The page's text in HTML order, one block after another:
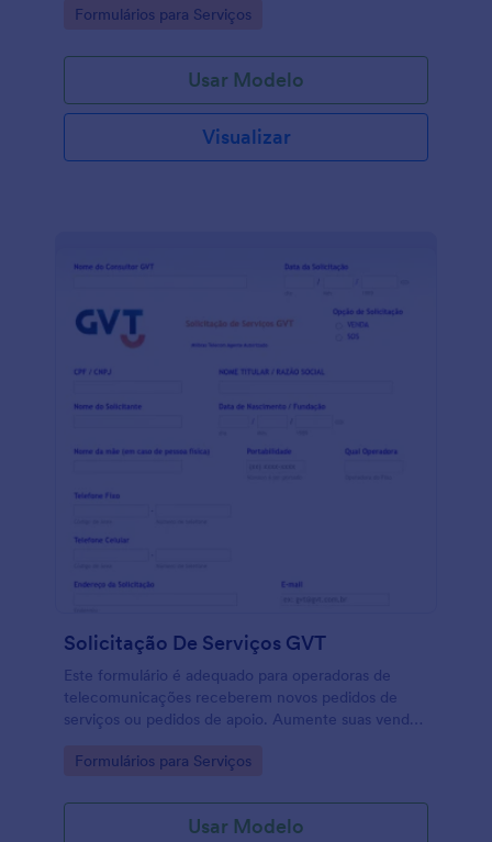
Go to Category:
Formulários para Serviços
Usar Modelo
Visualizar
Solicitação De Serviços GVT
Este formulário é adequado para operadoras de
telecomunicações receberem novos pedidos de
serviços ou pedidos de apoio. Aumente suas vendas
Go to Category:
Formulários para Serviços
Usar Modelo